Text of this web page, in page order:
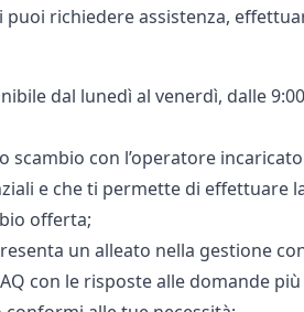
puoi richiedere assistenza,
dal lunedì al venerdì, dalle
scambio con l’operatore
e che ti permette di effettuare
offerta;
un alleato nella gestione
con le risposte alle domande